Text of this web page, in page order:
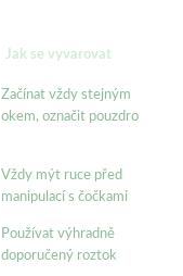
Jak se vyvarovat
Začínat vždy stejným
okem, označit pouzdro
Vždy mýt ruce před
manipulací s čočkami
Používat výhradně
doporučený roztok